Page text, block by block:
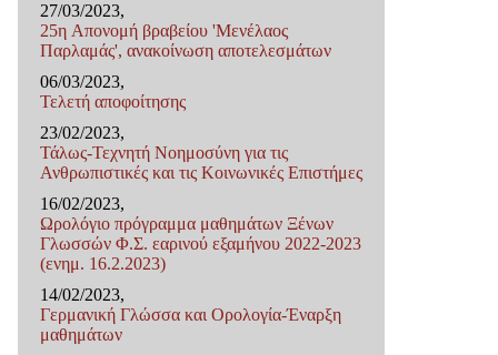
27/03/2023,
25η Απονομή βραβείου 'Μενέλαος
Παρλαμάς', ανακοίνωση αποτελεσμάτων
06/03/2023,
Τελετή αποφοίτησης
23/02/2023,
Τάλως-Τεχνητή Νοημοσύνη για τις
Ανθρωπιστικές και τις Κοινωνικές Επιστήμες
16/02/2023,
Ωρολόγιο πρόγραμμα μαθημάτων Ξένων
Γλωσσών Φ.Σ. εαρινού εξαμήνου 2022-2023
(ενημ. 16.2.2023)
14/02/2023,
Γερμανική Γλώσσα και Ορολογία-Έναρξη
μαθημάτων